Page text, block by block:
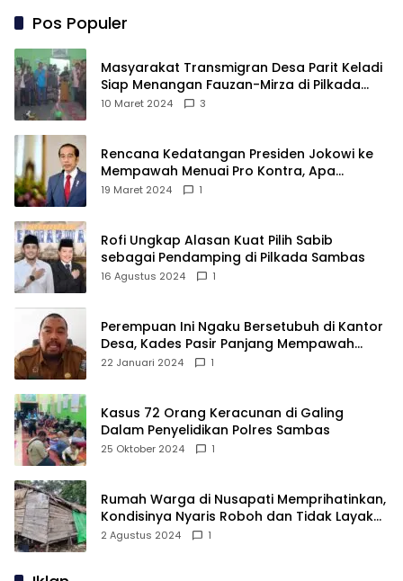
Pos Populer
Masyarakat Transmigran Desa Parit Keladi
Siap Menangan Fauzan-Mirza di Pilkada
Kubu Raya
10 Maret 2024 3
Rencana Kedatangan Presiden Jokowi ke
Mempawah Menuai Pro Kontra, Apa
Sebabnya?
19 Maret 2024 1
Rofi Ungkap Alasan Kuat Pilih Sabib
sebagai Pendamping di Pilkada Sambas
16 Agustus 2024 1
Perempuan Ini Ngaku Bersetubuh di Kantor
Desa, Kades Pasir Panjang Mempawah
Membantah: Silakan Buktikan!
22 Januari 2024 1
Kasus 72 Orang Keracunan di Galing
Dalam Penyelidikan Polres Sambas
25 Oktober 2024 1
Rumah Warga di Nusapati Memprihatinkan,
Kondisinya Nyaris Roboh dan Tidak Layak
Huni
2 Agustus 2024 1